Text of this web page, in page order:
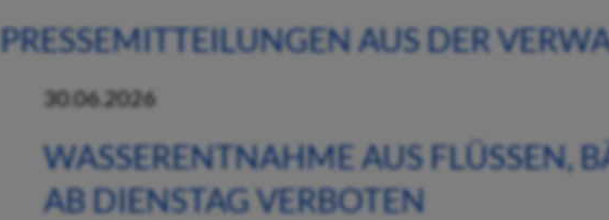
PRESSEMITTEILUNGEN AUS DER
30.06.2026
WASSERENTNAHME AUS FLÜSSEN,
AB DIENSTAG VERBOTEN